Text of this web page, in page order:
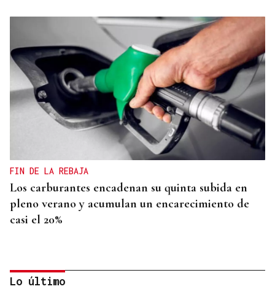
FIN DE LA REBAJA
Los carburantes encadenan su quinta subida en
pleno verano y acumulan un encarecimiento de
casi el 20%
Lo último